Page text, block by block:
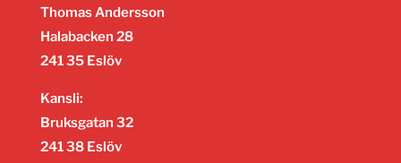
Thomas Andersson
Halabacken 28
241 35 Eslöv
Kansli:
Bruksgatan 32
241 38 Eslöv